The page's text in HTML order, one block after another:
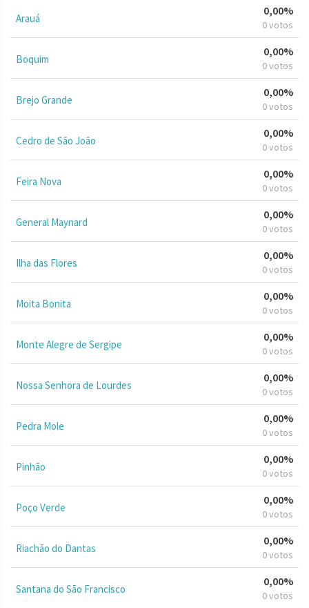
Arauá
0,00%
0 votos
Boquim
0,00%
0 votos
Brejo Grande
0,00%
0 votos
Cedro de São João
0,00%
0 votos
Feira Nova
0,00%
0 votos
General Maynard
0,00%
0 votos
Ilha das Flores
0,00%
0 votos
Moita Bonita
0,00%
0 votos
Monte Alegre de Sergipe
0,00%
0 votos
Nossa Senhora de Lourdes
0,00%
0 votos
Pedra Mole
0,00%
0 votos
Pinhão
0,00%
0 votos
Poço Verde
0,00%
0 votos
Riachão do Dantas
0,00%
0 votos
Santana do São Francisco
0,00%
0 votos